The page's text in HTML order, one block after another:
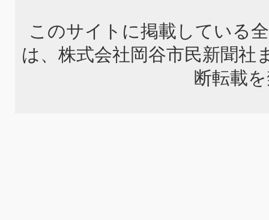
このサイトに掲載している
は、株式会社岡谷市民新聞社
断転載